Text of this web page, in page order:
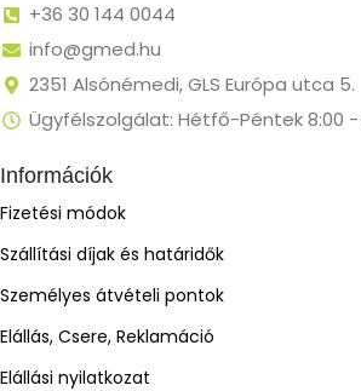
+36 30 144 0044
info@gmed.hu
2351 Alsónémedi, GLS Európa utca 5.
Ügyfélszolgálat: Hétfő-Péntek 8:00 -
Információk
Fizetési módok
Szállítási díjak és határidők
Személyes átvételi pontok
Elállás, Csere, Reklamáció
Elállási nyilatkozat